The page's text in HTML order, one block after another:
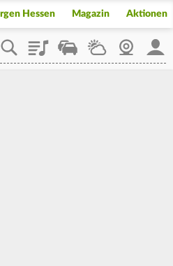
Hessen Magazin Aktionen
PlaylistStaupilotWetterWebcam